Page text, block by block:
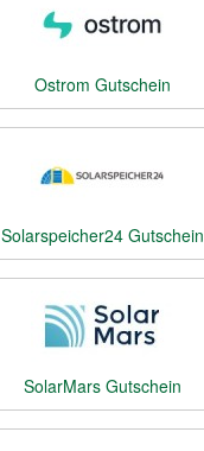
Ostrom Gutschein
Solarspeicher24 Gutschein
SolarMars Gutschein